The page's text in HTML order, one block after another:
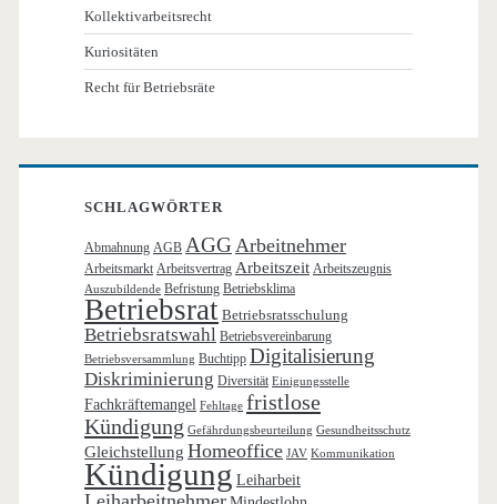
Kollektivarbeitsrecht
Kuriositäten
Recht für Betriebsräte
SCHLAGWÖRTER
Abmahnung AGB AGG Arbeitnehmer
Arbeitsmarkt Arbeitsvertrag Arbeitszeit Arbeitszeugnis
Auszubildende Befristung Betriebsklima
Betriebsrat Betriebsratsschulung
Betriebsratswahl Betriebsvereinbarung
Betriebsversammlung Buchtipp Digitalisierung
Diskriminierung Diversität Einigungsstelle
Fachkräftemangel Fehltage fristlose
Kündigung Gefährdungsbeurteilung Gesundheitsschutz
Gleichstellung Homeoffice JAV Kommunikation
Kündigung Leiharbeit